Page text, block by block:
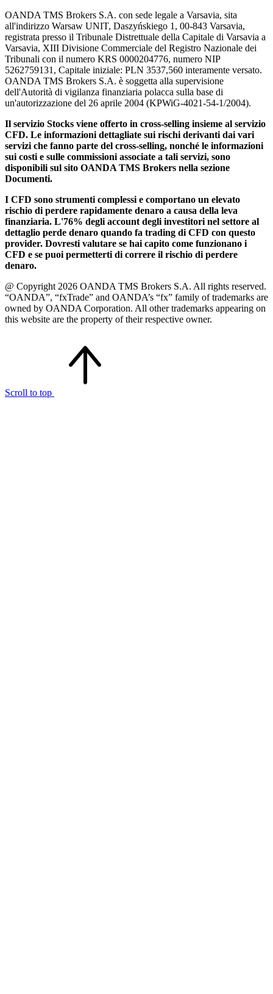
OANDA TMS Brokers S.A. con sede legale a Varsavia, sita
all'indirizzo Warsaw UNIT, Daszyńskiego 1, 00-843 Varsavia,
registrata presso il Tribunale Distrettuale della Capitale di Varsavia a
Varsavia, XIII Divisione Commerciale del Registro Nazionale dei
Tribunali con il numero KRS 0000204776, numero NIP
5262759131, Capitale iniziale: PLN 3537,560 interamente versato.
OANDA TMS Brokers S.A. è soggetta alla supervisione
dell'Autorità di vigilanza finanziaria polacca sulla base di
un'autorizzazione del 26 aprile 2004 (KPWiG-4021-54-1/2004).
Il servizio Stocks viene offerto in cross-selling insieme al servizio
CFD. Le informazioni dettagliate sui rischi derivanti dai vari
servizi che fanno parte del cross-selling, nonché le informazioni
sui costi e sulle commissioni associate a tali servizi, sono
disponibili sul sito OANDA TMS Brokers nella sezione
Documenti.
I CFD sono strumenti complessi e comportano un elevato
rischio di perdere rapidamente denaro a causa della leva
finanziaria. L'76% degli account degli investitori nel settore al
dettaglio perde denaro quando fa trading di CFD con questo
provider. Dovresti valutare se hai capito come funzionano i
CFD e se puoi permetterti di correre il rischio di perdere
denaro.
@ Copyright 2026 OANDA TMS Brokers S.A. All rights reserved.
“OANDA”, “fxTrade” and OANDA’s “fx” family of trademarks are
owned by OANDA Corporation. All other trademarks appearing on
this website are the property of their respective owner.
Scroll to top